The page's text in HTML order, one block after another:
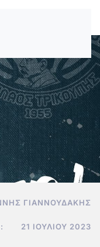
ΓΙΑΝΝΟΥΔΆΚΗΣ
21 ΙΟΥΛΊΟΥ 2023